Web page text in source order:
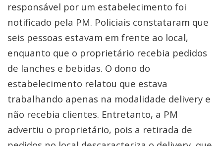
responsável por um estabelecimento foi
notificado pela PM. Policiais constataram que
seis pessoas estavam em frente ao local,
enquanto que o proprietário recebia pedidos
de lanches e bebidas. O dono do
estabelecimento relatou que estava
trabalhando apenas na modalidade delivery e
não recebia clientes. Entretanto, a PM
advertiu o proprietário, pois a retirada de